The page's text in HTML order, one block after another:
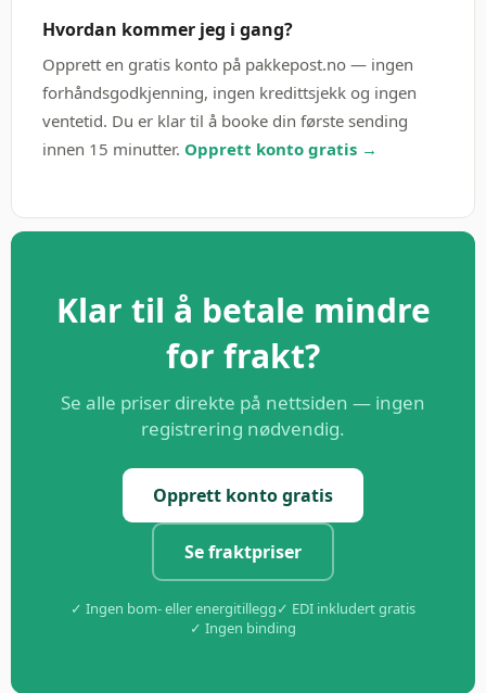
Hvordan kommer jeg i gang?
Opprett en gratis konto på pakkepost.no — ingen
forhåndsgodkjenning, ingen kredittsjekk og ingen
ventetid. Du er klar til å booke din første sending
innen 15 minutter. Opprett konto gratis →
Klar til å betale mindre
for frakt?
Se alle priser direkte på nettsiden — ingen
registrering nødvendig.
Opprett konto gratis
Se fraktpriser
✓ Ingen bom- eller energitillegg✓ EDI inkludert gratis
✓ Ingen binding